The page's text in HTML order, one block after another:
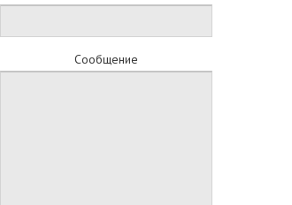
Сообщение